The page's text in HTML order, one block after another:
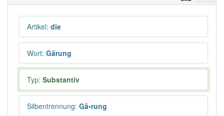
Artikel: die
Wort: Gärung
Typ: Substantiv
Silbentrennung: Gä•rung